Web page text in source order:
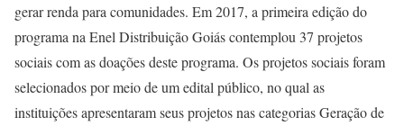
gerar renda para comunidades. Em 2017, a primeira edição do
programa na Enel Distribuição Goiás contemplou 37 projetos
sociais com as doações deste programa. Os projetos sociais foram
selecionados por meio de um edital público, no qual as
instituições apresentaram seus projetos nas categorias Geração de